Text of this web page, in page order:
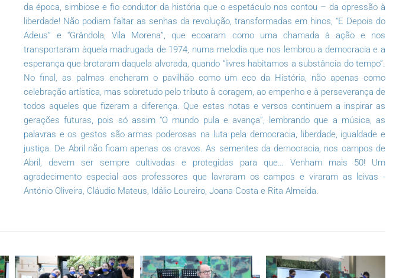
da época, simbiose e fio condutor da história que o espetáculo nos contou – da opressão à
liberdade! Não podiam faltar as senhas da revolução, transformadas em hinos, “E Depois do
Adeus” e “Grândola, Vila Morena”, que ecoaram como uma chamada à ação e nos
transportaram àquela madrugada de 1974, numa melodia que nos lembrou a democracia e a
esperança que brotaram daquela alvorada, quando “livres habitamos a substância do tempo”.
No final, as palmas encheram o pavilhão como um eco da História, não apenas como
celebração artística, mas sobretudo pelo tributo à coragem, ao empenho e à perseverança de
todos aqueles que fizeram a diferença. Que estas notas e versos continuem a inspirar as
gerações futuras, pois só assim “O mundo pula e avança”, lembrando que a música, as
palavras e os gestos são armas poderosas na luta pela democracia, liberdade, igualdade e
justiça. De Abril não ficam apenas os cravos. As sementes da democracia, nos campos de
Abril, devem ser sempre cultivadas e protegidas para que… Venham mais 50! Um
agradecimento especial aos professores que lavraram os campos e viraram as leivas -
António Oliveira, Cláudio Mateus, Idálio Loureiro, Joana Costa e Rita Almeida.